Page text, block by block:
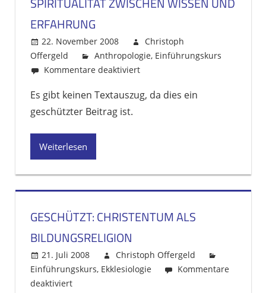
ERFAHRUNG
22. November 2008
Christoph
Offergeld
Anthropologie, Einführungskurs
Kommentare deaktiviert
Christliche
Es gibt keinen Textauszug, da dies ein
geschützter Beitrag ist.
Weiterlesen
GESCHÜTZT: CHRISTENTUM ALS
BILDUNGSRELIGION
21. Juli 2008
Christoph Offergeld
Einführungskurs, Ekklesiologie
Kommentare
deaktiviert